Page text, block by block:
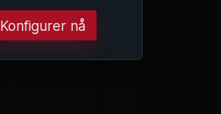
Konfigurer nå